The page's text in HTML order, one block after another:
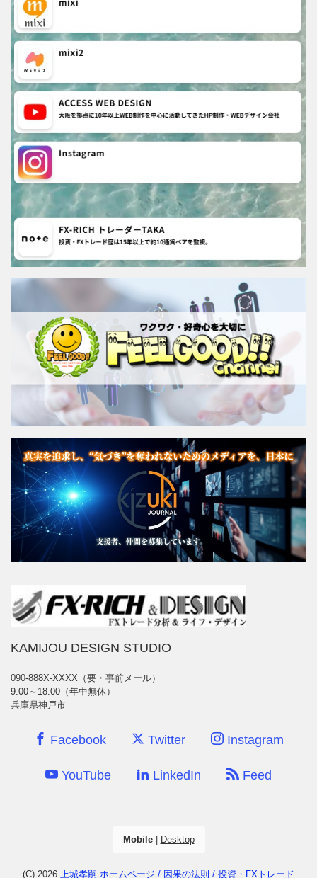
KAMIJOU DESIGN STUDIO
090-888X-XXXX（要・事前メール）
9:00～18:00（年中無休）
兵庫県神戸市
Facebook Twitter Instagram
YouTube LinkedIn Feed
Mobile| Desktop
(C) 2026 上城孝嗣 ホームページ / 因果の法則 / 投資・FXトレード